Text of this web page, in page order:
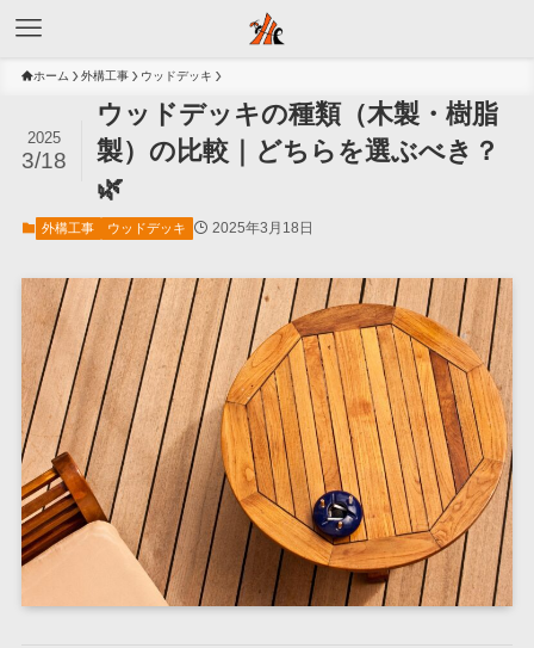
ホーム 外構工事 ウッドデッキ
ウッドデッキの種類（木製・樹脂
製）の比較｜どちらを選ぶべき？
🌿
2025
3/18
外構工事 ウッドデッキ 2025年3月18日